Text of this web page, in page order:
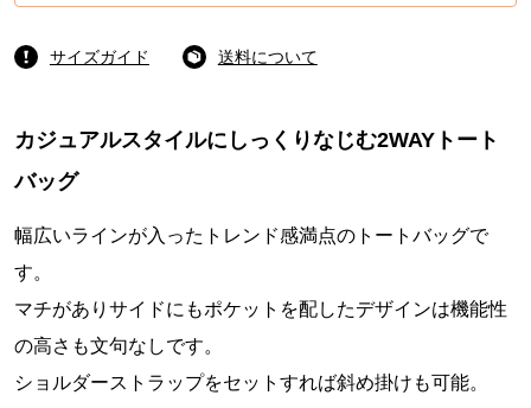
サイズガイド 送料について
カジュアルスタイルにしっくりなじむ2WAYトート
バッグ
幅広いラインが入ったトレンド感満点のトートバッグで
す。
マチがありサイドにもポケットを配したデザインは機能性
の高さも文句なしです。
ショルダーストラップをセットすれば斜め掛けも可能。